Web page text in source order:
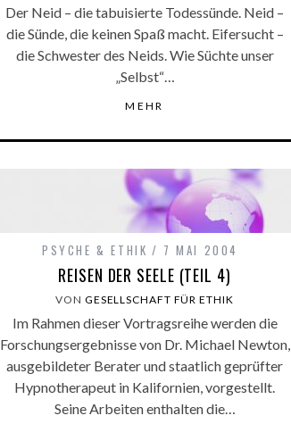
Der Neid – die tabuisierte Todessünde. Neid –
die Sünde, die keinen Spaß macht. Eifersucht –
die Schwester des Neids. Wie Süchte unser
„Selbst“…
MEHR
PSYCHE & ETHIK 7 MAI 2004
REISEN DER SEELE (TEIL 4)
VON GESELLSCHAFT FÜR ETHIK
Im Rahmen dieser Vortragsreihe werden die
Forschungsergebnisse von Dr. Michael Newton,
ausgebildeter Berater und staatlich geprüfter
Hypnotherapeut in Kalifornien, vorgestellt.
Seine Arbeiten enthalten die…